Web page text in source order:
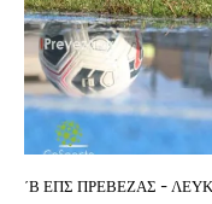
΄Β ΕΠΣ ΠΡΈΒΕΖΑΣ -